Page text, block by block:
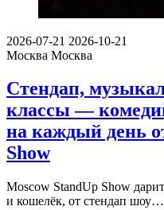
2026-07-21 2026-10-21
Москва Москва
Стендап,
классы —
на каждый день
Show
Moscow StandUp Show
и кошелёк, от стендап шоу…